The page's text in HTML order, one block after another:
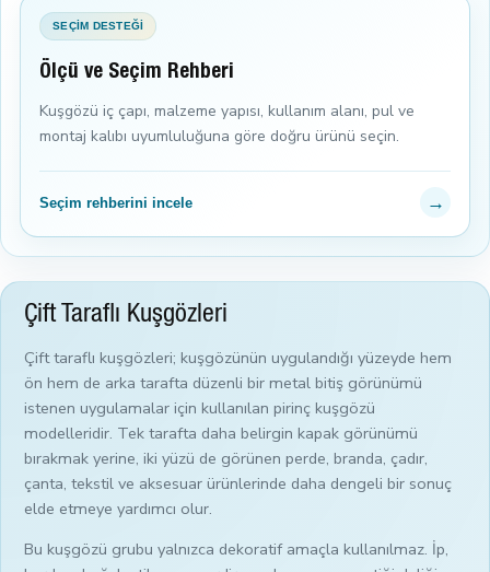
SEÇİM DESTEĞİ
Ölçü ve Seçim Rehberi
Kuşgözü iç çapı, malzeme yapısı, kullanım alanı, pul ve
montaj kalıbı uyumluluğuna göre doğru ürünü seçin.
Seçim rehberini incele →
Çift Taraflı Kuşgözleri
Çift taraflı kuşgözleri; kuşgözünün uygulandığı yüzeyde hem
ön hem de arka tarafta düzenli bir metal bitiş görünümü
istenen uygulamalar için kullanılan pirinç kuşgözü
modelleridir. Tek tarafta daha belirgin kapak görünümü
bırakmak yerine, iki yüzü de görünen perde, branda, çadır,
çanta, tekstil ve aksesuar ürünlerinde daha dengeli bir sonuç
elde etmeye yardımcı olur.
Bu kuşgözü grubu yalnızca dekoratif amaçla kullanılmaz. İp,